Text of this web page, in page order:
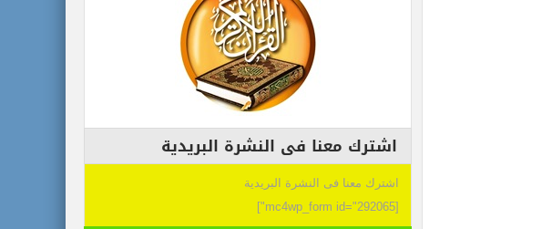
اشترك معنا فى النشرة البريدية
اشترك معنا فى النشرة البريدية
[mc4wp_form id="292065"]